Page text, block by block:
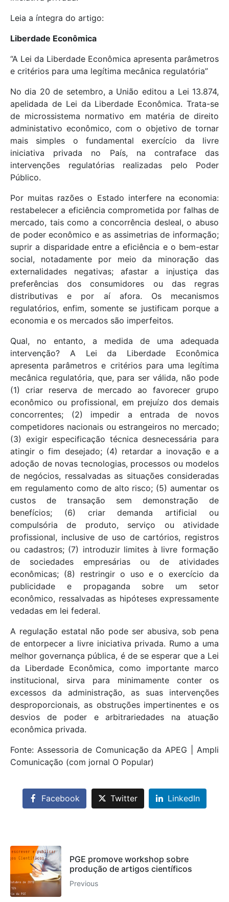
Leia a íntegra do artigo:
Liberdade Econômica
“A Lei da Liberdade Econômica apresenta parâmetros
e critérios para uma legítima mecânica regulatória”
No dia 20 de setembro, a União editou a Lei 13.874,
apelidada de Lei da Liberdade Econômica. Trata-se
de microssistema normativo em matéria de direito
administativo econômico, com o objetivo de tornar
mais simples o fundamental exercício da livre
iniciativa privada no País, na contraface das
intervenções regulatórias realizadas pelo Poder
Público.
Por muitas razões o Estado interfere na economia:
restabelecer a eficiência comprometida por falhas de
mercado, tais como a concorrência desleal, o abuso
de poder econômico e as assimetrias de informação;
suprir a disparidade entre a eficiência e o bem-estar
social, notadamente por meio da minoração das
externalidades negativas; afastar a injustiça das
preferências dos consumidores ou das regras
distributivas e por aí afora. Os mecanismos
regulatórios, enfim, somente se justificam porque a
economia e os mercados são imperfeitos.
Qual, no entanto, a medida de uma adequada
intervenção? A Lei da Liberdade Econômica
apresenta parâmetros e critérios para uma legítima
mecânica regulatória, que, para ser válida, não pode
(1) criar reserva de mercado ao favorecer grupo
econômico ou profissional, em prejuízo dos demais
concorrentes; (2) impedir a entrada de novos
competidores nacionais ou estrangeiros no mercado;
(3) exigir especificação técnica desnecessária para
atingir o fim desejado; (4) retardar a inovação e a
adoção de novas tecnologias, processos ou modelos
de negócios, ressalvadas as situações consideradas
em regulamento como de alto risco; (5) aumentar os
custos de transação sem demonstração de
benefícios; (6) criar demanda artificial ou
compulsória de produto, serviço ou atividade
profissional, inclusive de uso de cartórios, registros
ou cadastros; (7) introduzir limites à livre formação
de sociedades empresárias ou de atividades
econômicas; (8) restringir o uso e o exercício da
publicidade e propaganda sobre um setor
econômico, ressalvadas as hipóteses expressamente
vedadas em lei federal.
A regulação estatal não pode ser abusiva, sob pena
de entorpecer a livre iniciativa privada. Rumo a uma
melhor governança pública, é de se esperar que a Lei
da Liberdade Econômica, como importante marco
institucional, sirva para minimamente conter os
excessos da administração, as suas intervenções
desproporcionais, as obstruções impertinentes e os
desvios de poder e arbitrariedades na atuação
econômica privada.
Fonte: Assessoria de Comunicação da APEG | Ampli
Comunicação (com jornal O Popular)
Facebook Twitter LinkedIn
PGE promove workshop sobre
produção de artigos científicos
Previous